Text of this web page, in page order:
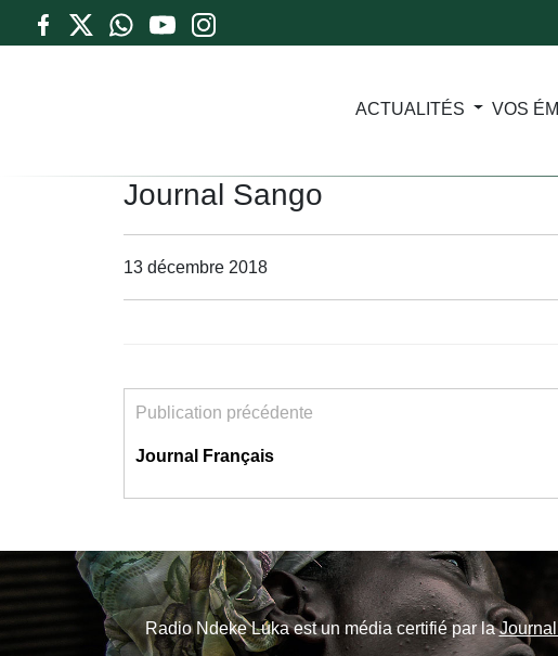
ACTUALITÉS VOS
Journal Sango
13 décembre 2018
Publication précédente
Journal Français
Radio Ndeke Luka est un média certifié par la